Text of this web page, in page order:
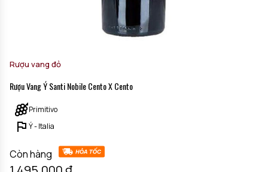
Rượu vang đỏ
Rượu Vang Ý Santi Nobile Cento X Cento
Primitivo
Ý - Italia
Còn hàng